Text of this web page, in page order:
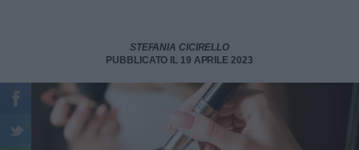
STEFANIA CICIRELLO
PUBBLICATO IL 19 APRILE 2023